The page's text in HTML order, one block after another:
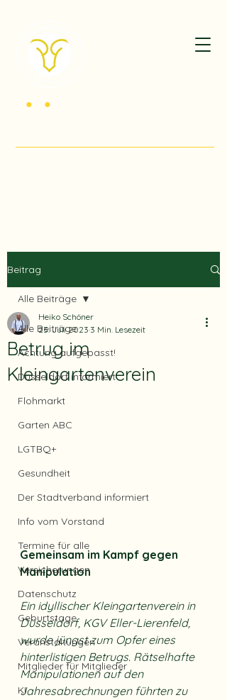
• •
Beitrag
Alle Beiträge
Achtung aufgepasst!
Düsseldorf informiert
Flohmarkt
Garten ABC
LGTBQ+
Gesundheit
Der Stadtverband informiert
Info vom Vorstand
Termine für alle
Versicherungen
Datenschutz
Geburtstage
Veranstaltungen
Mitglieder für Mitglieder
KI
Alle Beiträge
Betrug im
Kleingartenverein
Heiko Schöner
23. Juli 2023 3 Min. Lesezeit
Gemeinsam im Kampf gegen
Manipulation
Ein idyllischer Kleingartenverein in
Düsseldorf, KGV Eller-Lierenfeld,
wurde jüngst zum Opfer eines
hinterlistigen Betrugs. Rätselhafte
Manipulationen auf den
Jahresabrechnungen führten zu